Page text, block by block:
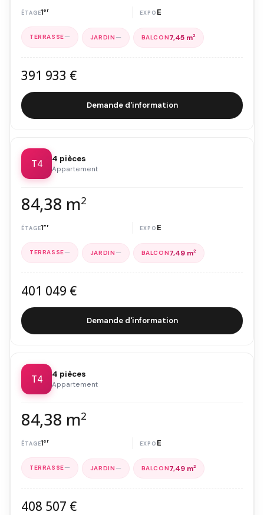
1er E
— — 7,45 m2
391 933 €
Demande d'information
T4 4 pièces
Appartement
84,38 m2
1er E
— — 7,49 m2
401 049 €
Demande d'information
T4 4 pièces
Appartement
84,38 m2
1er E
— — 7,49 m2
408 507 €